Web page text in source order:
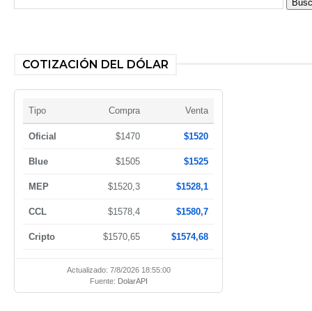
COTIZACIÓN DEL DÓLAR
Tipo Compra Venta
Oficial $1470 $1520
Blue $1505 $1525
MEP $1520,3 $1528,1
CCL $1578,4 $1580,7
Cripto $1570,65 $1574,68
Actualizado: 7/8/2026 18:55:00
Fuente: DolarAPI